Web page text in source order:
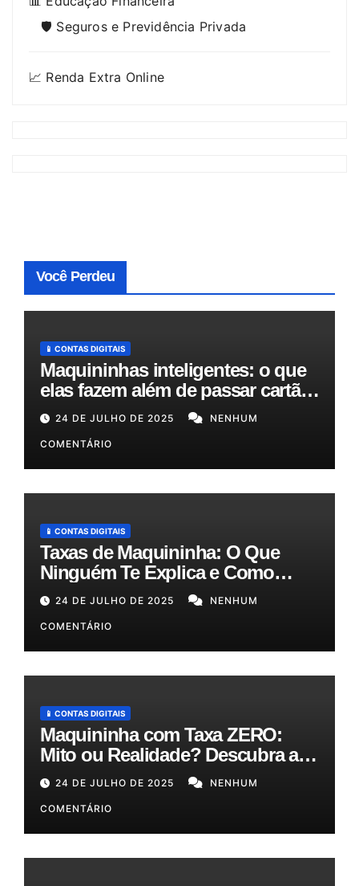
🛡️ Seguros e Previdência Privada
📈 Renda Extra Online
Você Perdeu
📱 CONTAS DIGITAIS
Maquininhas inteligentes: o que
elas fazem além de passar cartão
e como podem otimizar sua
gestão!
24 DE JULHO DE 2025 NENHUM
COMENTÁRIO
📱 CONTAS DIGITAIS
Taxas de Maquininha: O Que
Ninguém Te Explica e Como
Reduzir Seus Custos em Até
50%!
24 DE JULHO DE 2025 NENHUM
COMENTÁRIO
📱 CONTAS DIGITAIS
Maquininha com Taxa ZERO:
Mito ou Realidade? Descubra as
Melhores Opções para o Seu
Bolso!
24 DE JULHO DE 2025 NENHUM
COMENTÁRIO